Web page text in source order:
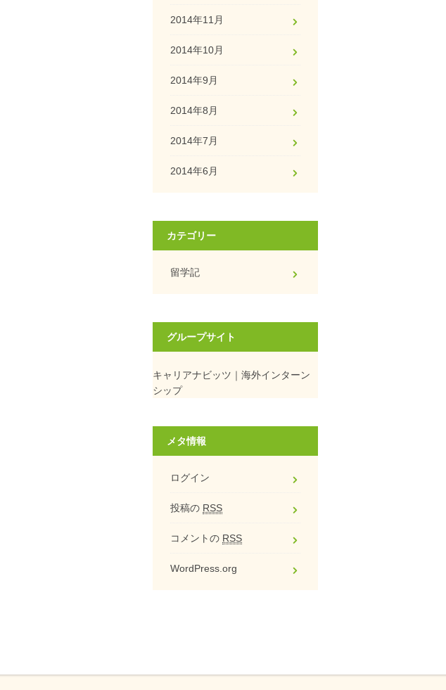
2014年11月
2014年10月
2014年9月
2014年8月
2014年7月
2014年6月
カテゴリー
留学記
グループサイト
キャリアナビッツ｜海外インターン
シップ
メタ情報
ログイン
投稿の RSS
コメントの RSS
WordPress.org